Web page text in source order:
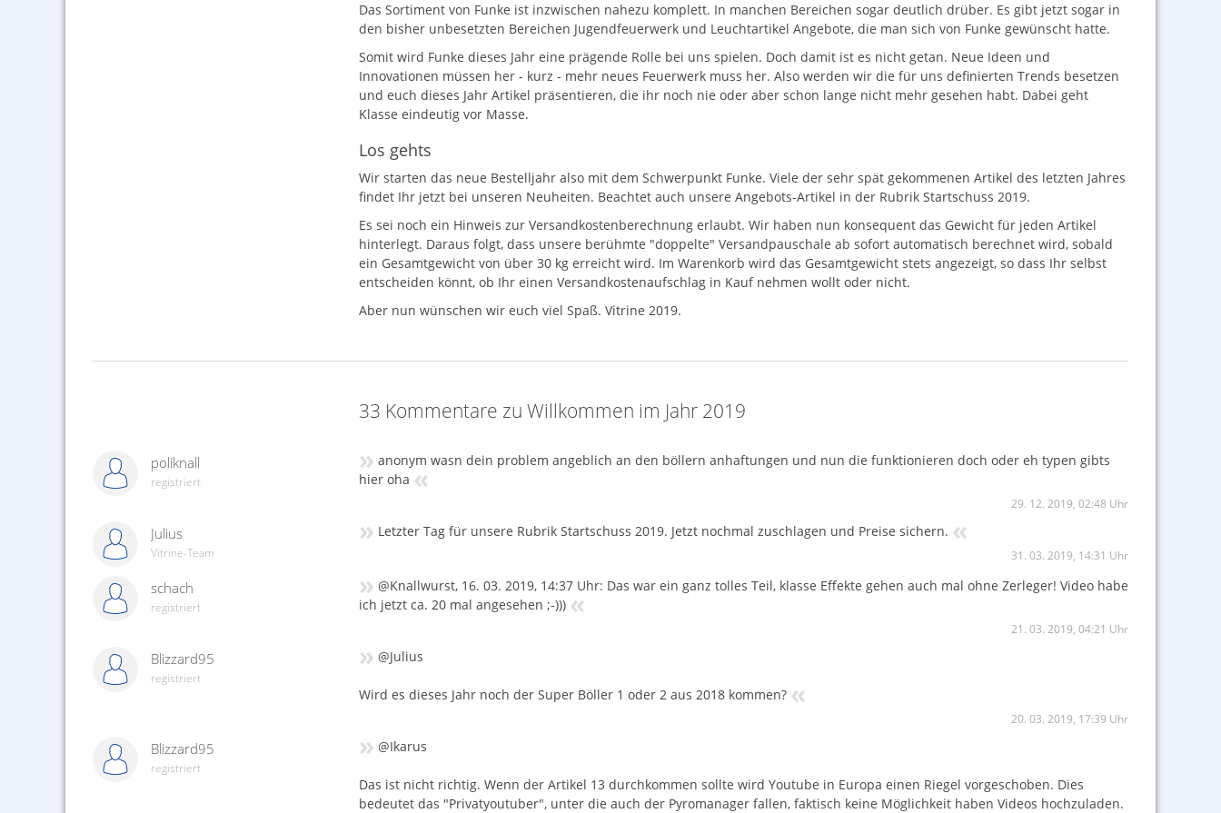
Das Sortiment von Funke ist inzwischen nahezu komplett. In manchen Bereichen sogar deutlich drüber. Es gibt jetzt sogar in
den bisher unbesetzten Bereichen Jugendfeuerwerk und Leuchtartikel Angebote, die man sich von Funke gewünscht hatte.
Somit wird Funke dieses Jahr eine prägende Rolle bei uns spielen. Doch damit ist es nicht getan. Neue Ideen und
Innovationen müssen her - kurz - mehr neues Feuerwerk muss her. Also werden wir die für uns definierten Trends besetzen
und euch dieses Jahr Artikel präsentieren, die ihr noch nie oder aber schon lange nicht mehr gesehen habt. Dabei geht
Klasse eindeutig vor Masse.
Los gehts
Wir starten das neue Bestelljahr also mit dem Schwerpunkt Funke. Viele der sehr spät gekommenen Artikel des letzten Jahres
findet Ihr jetzt bei unseren Neuheiten. Beachtet auch unsere Angebots-Artikel in der Rubrik Startschuss 2019.
Es sei noch ein Hinweis zur Versandkostenberechnung erlaubt. Wir haben nun konsequent das Gewicht für jeden Artikel
hinterlegt. Daraus folgt, dass unsere berühmte "doppelte" Versandpauschale ab sofort automatisch berechnet wird, sobald
ein Gesamtgewicht von über 30 kg erreicht wird. Im Warenkorb wird das Gesamtgewicht stets angezeigt, so dass Ihr selbst
entscheiden könnt, ob Ihr einen Versandkostenaufschlag in Kauf nehmen wollt oder nicht.
Aber nun wünschen wir euch viel Spaß. Vitrine 2019.
33 Kommentare zu Willkommen im Jahr 2019
poliknall
registriert
» anonym wasn dein problem angeblich an den böllern anhaftungen und nun die funktionieren doch oder eh typen gibts
hier oha «
29. 12. 2019, 02:48 Uhr
Julius
Vitrine-Team
» Letzter Tag für unsere Rubrik Startschuss 2019. Jetzt nochmal zuschlagen und Preise sichern. «
31. 03. 2019, 14:31 Uhr
schach
registriert
» @Knallwurst, 16. 03. 2019, 14:37 Uhr: Das war ein ganz tolles Teil, klasse Effekte gehen auch mal ohne Zerleger! Video habe
ich jetzt ca. 20 mal angesehen ;-))) «
21. 03. 2019, 04:21 Uhr
Blizzard95
registriert
» @Julius
Wird es dieses Jahr noch der Super Böller 1 oder 2 aus 2018 kommen? «
20. 03. 2019, 17:39 Uhr
Blizzard95
registriert
» @Ikarus
Das ist nicht richtig. Wenn der Artikel 13 durchkommen sollte wird Youtube in Europa einen Riegel vorgeschoben. Dies
bedeutet das "Privatyoutuber", unter die auch der Pyromanager fallen, faktisch keine Möglichkeit haben Videos hochzuladen.